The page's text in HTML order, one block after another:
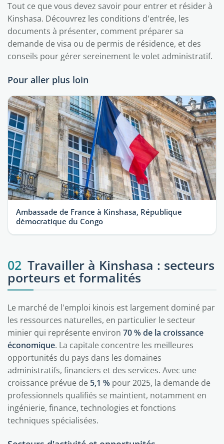
Tout ce que vous devez savoir pour entrer et résider à
Kinshasa. Découvrez les conditions d'entrée, les
documents à présenter, comment préparer sa
demande de visa ou de permis de résidence, et des
conseils pour gérer sereinement le volet administratif.
Pour aller plus loin
Ambassade de France à Kinshasa, République
démocratique du Congo
02 Travailler à Kinshasa : secteurs
porteurs et formalités
Le marché de l'emploi kinois est largement dominé par
les ressources naturelles, en particulier le secteur
minier qui représente environ 70 % de la croissance
économique. La capitale concentre les meilleures
opportunités du pays dans les domaines
administratifs, financiers et des services. Avec une
croissance prévue de 5,1 % pour 2025, la demande de
professionnels qualifiés se maintient, notamment en
ingénierie, finance, technologies et fonctions
techniques spécialisées.